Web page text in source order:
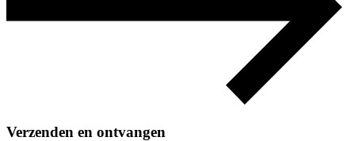
Verzenden en ontvangen